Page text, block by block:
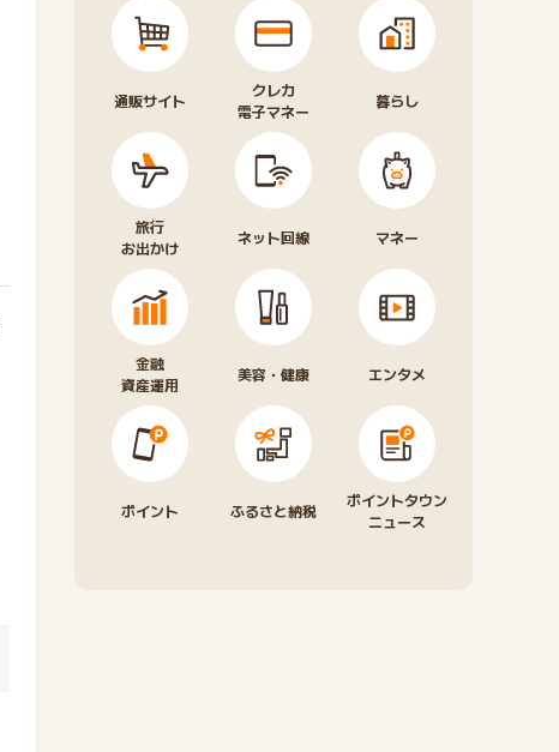
通販サイト
クレカ
電子マネー
暮らし
旅行
お出かけ
ネット回線 マネー
金融
資産運用
美容・健康 エンタメ
ポイント ふるさと納税
ポイントタウン
ニュース